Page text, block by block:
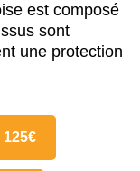
est composé
sont
une protection